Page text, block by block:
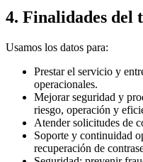
4. Finalidades del
Usamos los datos para:
Prestar el servicio y
operacionales.
Mejorar seguridad y
riesgo, operación y
Atender solicitudes de
Soporte y continuidad
recuperación de